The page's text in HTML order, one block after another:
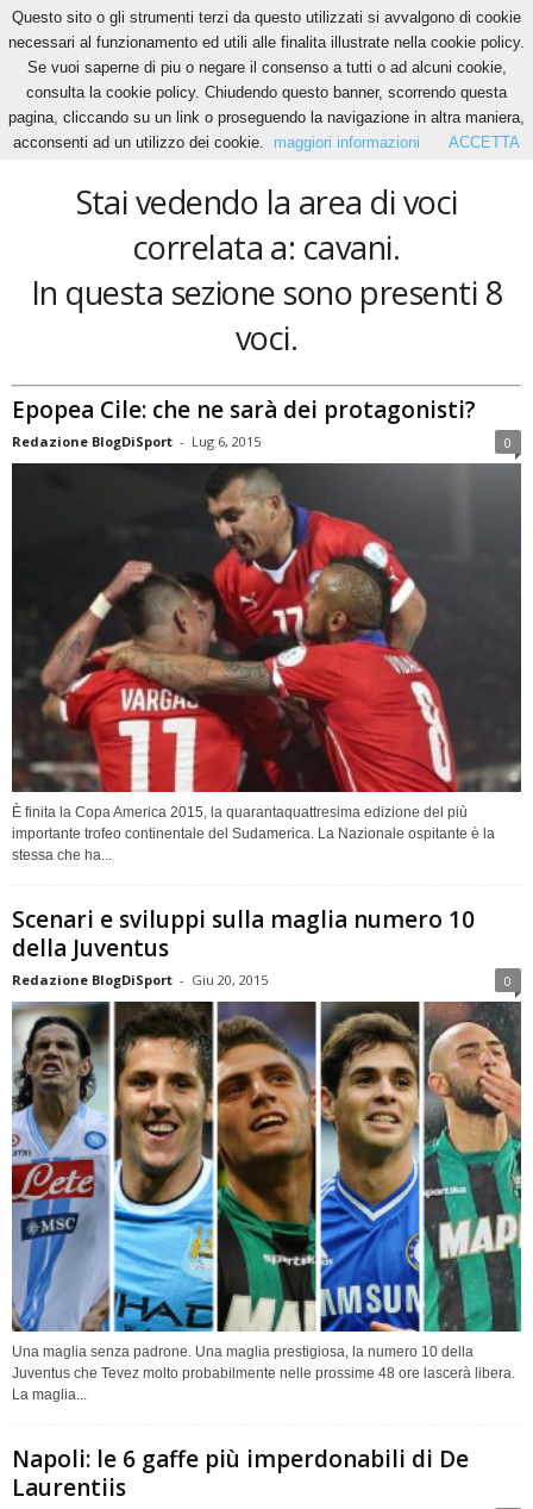
Home Tags Cavani
cavani
Stai vedendo la area di voci
correlata a: cavani.
In questa sezione sono presenti 8
voci.
Epopea Cile: che ne sarà dei protagonisti?
Redazione BlogDiSport - Lug 6, 2015 0
È finita la Copa America 2015, la quarantaquattresima edizione del più
importante trofeo continentale del Sudamerica. La Nazionale ospitante è la
stessa che ha...
Scenari e sviluppi sulla maglia numero 10
della Juventus
Redazione BlogDiSport - Giu 20, 2015 0
Una maglia senza padrone. Una maglia prestigiosa, la numero 10 della
Juventus che Tevez molto probabilmente nelle prossime 48 ore lascerà libera.
La maglia...
Napoli: le 6 gaffe più imperdonabili di De
Laurentiis
Questo sito o gli strumenti terzi da questo utilizzati si avvalgono di cookie
necessari al funzionamento ed utili alle finalita illustrate nella cookie policy.
Se vuoi saperne di piu o negare il consenso a tutti o ad alcuni cookie,
consulta la cookie policy. Chiudendo questo banner, scorrendo questa
pagina, cliccando su un link o proseguendo la navigazione in altra maniera,
acconsenti ad un utilizzo dei cookie.
maggiori informazioni ACCETTA